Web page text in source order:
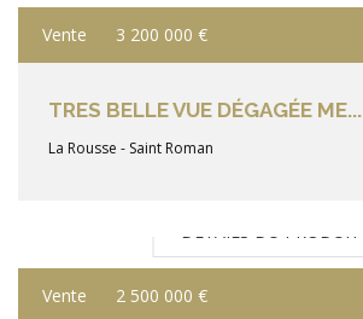
Vente 3 200 000 €
TRES BELLE VUE DÉGAGÉE ME...
La Rousse - Saint Roman
DÉTAILS DU PRODUIT
Vente 2 500 000 €